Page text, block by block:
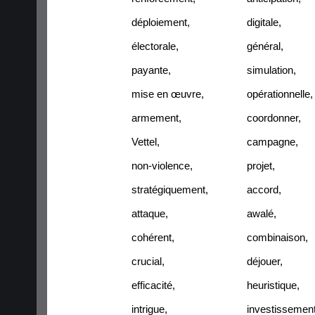
déploiement, digitale,
électorale, général,
payante, simulation,
mise en œuvre, opérationnelle,
armement, coordonner,
Vettel, campagne,
non-violence, projet,
stratégiquement, accord,
attaque, awalé,
cohérent, combinaison,
crucial, déjouer,
efficacité, heuristique,
intrigue,